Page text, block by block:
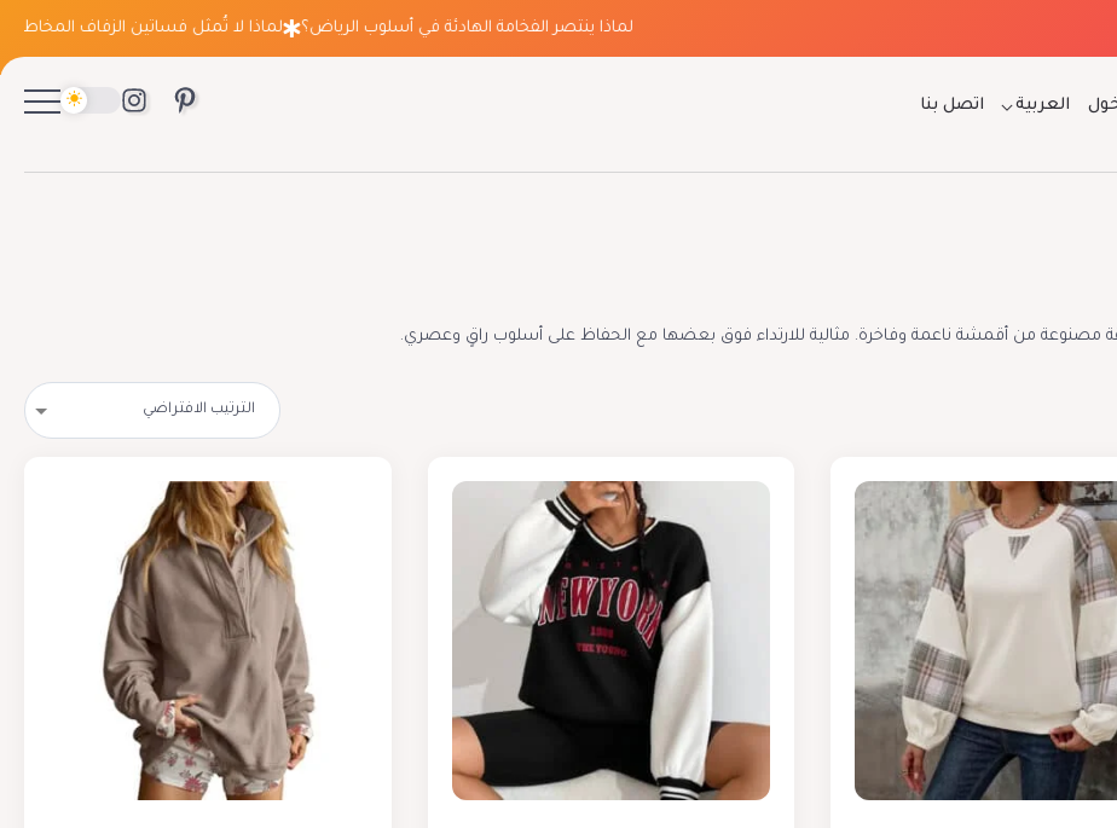
لماذا ينتصر الفخامة الهادئة في أسلوب الرياض؟ لماذا لا تُمثل فساتين الزفاف المخاطرة التي
العربية اتصل بنا
مصنوعة من أقمشة ناعمة وفاخرة. مثالية للارتداء فوق بعضها مع الحفاظ على أسلوب راقٍ وعصري.